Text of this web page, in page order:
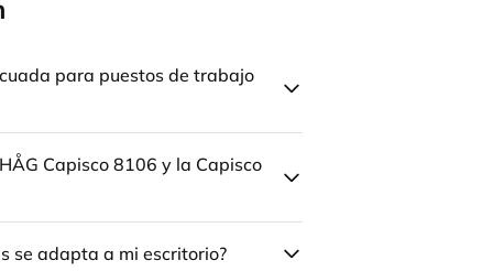
para puestos de trabajo
Capisco 8106 y la Capisco
se adapta a mi escritorio?